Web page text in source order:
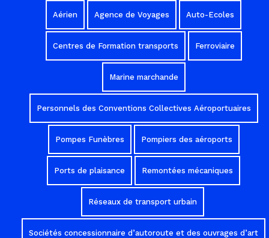
Aérien Agence de Voyages Auto-Ecoles
Centres de Formation transports Ferroviaire
Marine marchande
Personnels des Conventions Collectives Aéroportuaires
Pompes Funèbres Pompiers des aéroports
Ports de plaisance Remontées mécaniques
Réseaux de transport urbain
Sociétés concessionnaire d’autoroute et des ouvrages d’art